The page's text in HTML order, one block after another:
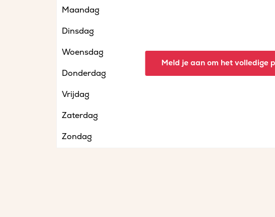
Maandag
Dinsdag
Woensdag
Donderdag
Vrijdag
Zaterdag
Zondag
Meld je aan om het volledige